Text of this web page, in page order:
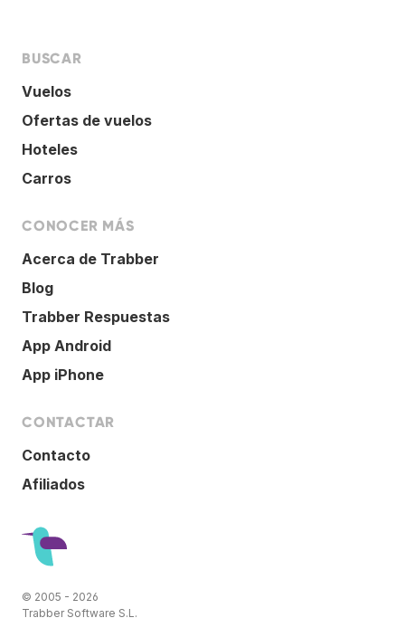
BUSCAR
Vuelos
Ofertas de vuelos
Hoteles
Carros
CONOCER MÁS
Acerca de Trabber
Blog
Trabber Respuestas
App Android
App iPhone
CONTACTAR
Contacto
Afiliados
© 2005 - 2026
Trabber Software S.L.